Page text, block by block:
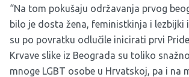
“Na tom pokušaju održavanja prvog
bilo je dosta žena, feministkinja i lezbijki
su po povratku odlučile inicirati prvi
Krvave slike iz Beograda su toliko
mnoge LGBT osobe u Hrvatskoj, pa i na